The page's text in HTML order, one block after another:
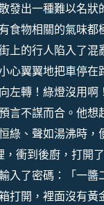
發出一種難以名
食物相關的氣味
上的行人陷入了
翼翼地把車停在
左轉！綠燈沒用
不謀而合。他想
綠、聲如湯沸時
衝到後廚，打開
入了密碼：「一
打開，裡面沒有